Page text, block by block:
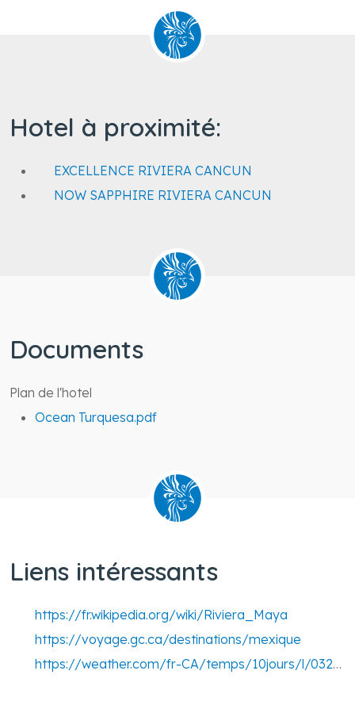
Hotel à proximité:
EXCELLENCE RIVIERA CANCUN
NOW SAPPHIRE RIVIERA CANCUN
Documents
Plan de l'hotel
Ocean Turquesa.pdf
Liens intéressants
https://fr.wikipedia.org/wiki/Riviera_Maya
https://voyage.gc.ca/destinations/mexique
https://weather.com/fr-CA/temps/10jours/l/032794c332bf7f5df42c9f55f9e45deaccceaf409fffed8a99c959a5df05e055